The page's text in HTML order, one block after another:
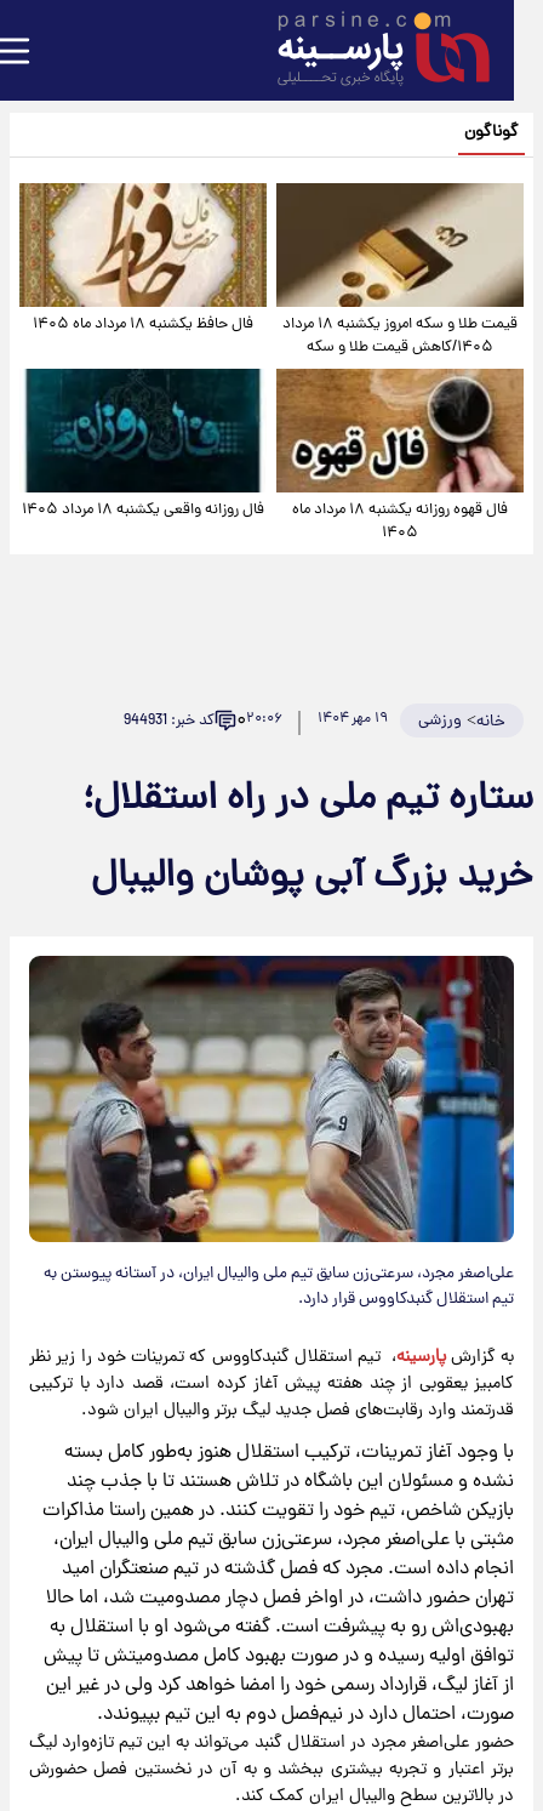
گوناگون
قیمت طلا و سکه امروز یکشنبه ۱۸ مرداد
۱۴۰۵/کاهش قیمت طلا و سکه
فال حافظ یکشنبه ۱۸ مرداد ماه ۱۴۰۵
فال قهوه روزانه یکشنبه ۱۸ مرداد ماه
۱۴۰۵
فال روزانه واقعی یکشنبه ۱۸ مرداد ۱۴۰۵
خانه>ورزشی ۲۰:۰۶۰ کد خبر: 944931
تیم ملی در راه استقلال؛
بزرگ آبی پوشان والیبال
علی‌اصغر مجرد، سرعتی‌زن سابق تیم ملی والیبال ایران، در آستانه پیوستن به
تیم استقلال گنبدکاووس قرار دارد.
به گزارشپارسینه، تیم استقلال گنبدکاووس که تمرینات خود را زیر نظر
کامبیز یعقوبی از چند هفته پیش آغاز کرده است، قصد دارد با ترکیبی
قدرتمند وارد رقابت‌های فصل جدید لیگ برتر والیبال ایران شود.
با وجود آغاز تمرینات، ترکیب استقلال هنوز به‌طور کامل بسته
نشده و مسئولان این باشگاه در تلاش‌ هستند تا با جذب چند
بازیکن شاخص، تیم خود را تقویت کنند. در همین راستا مذاکرات
مثبتی با علی‌اصغر مجرد، سرعتی‌زن سابق تیم ملی والیبال ایران،
انجام داده است. مجرد که فصل گذشته در تیم صنعتگران امید
تهران حضور داشت، در اواخر فصل دچار مصدومیت شد، اما حالا
بهبودی‌اش رو به پیشرفت است. گفته می‌شود او با استقلال به
توافق اولیه رسیده و در صورت بهبود کامل مصدومیتش تا پیش
از آغاز لیگ، قرارداد رسمی خود را امضا خواهد کرد ولی در غیر این
صورت، احتمال دارد در نیم‌فصل دوم به این تیم بپیوندد.
حضور علی‌اصغر مجرد در استقلال گنبد می‌تواند به این تیم تازه‌وارد لیگ
برتر اعتبار و تجربه بیشتری ببخشد و به آن در نخستین فصل حضورش
در بالاترین سطح والیبال ایران کمک کند.